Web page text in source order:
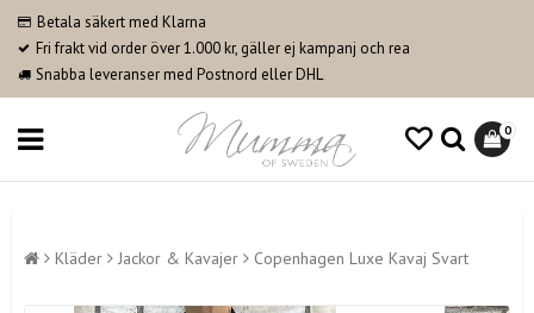
Betala säkert med Klarna
Fri frakt vid order över 1.000 kr, gäller ej kampanj och rea
Snabba leveranser med Postnord eller DHL
0
Kläder Jackor & Kavajer Copenhagen Luxe Kavaj Svart